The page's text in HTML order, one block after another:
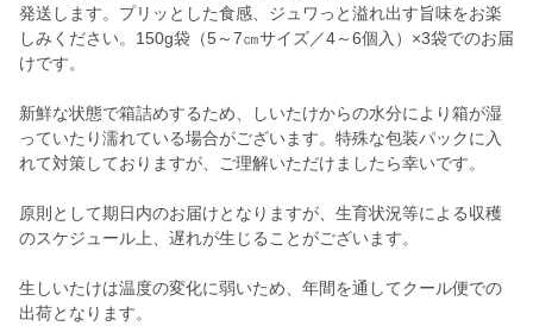
発送します。プリッとした食感、ジュワっと溢れ出す旨味をお楽
しみください。150g袋（5～7㎝サイズ／4～6個入）×3袋でのお届
けです。
新鮮な状態で箱詰めするため、しいたけからの水分により箱が湿
っていたり濡れている場合がございます。特殊な包装パックに入
れて対策しておりますが、ご理解いただけましたら幸いです。
原則として期日内のお届けとなりますが、生育状況等による収穫
のスケジュール上、遅れが生じることがございます。
生しいたけは温度の変化に弱いため、年間を通してクール便での
出荷となります。